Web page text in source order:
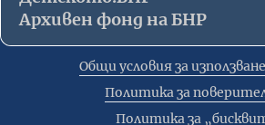
Архивен фонд на БНР
Общи условия за
Политика за
Политика за